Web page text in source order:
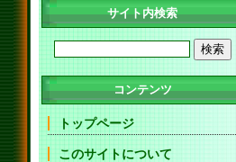
サイト内検索
コンテンツ
トップページ
このサイトについて